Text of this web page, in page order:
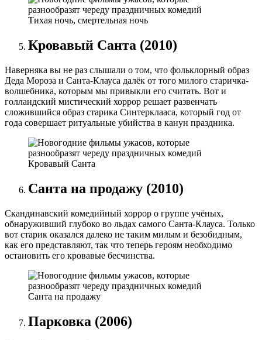
Тихая ночь, смертельная ночь
Кровавый Санта (2010)
Наверняка вы не раз слышали о том, что фольклорный образ
Деда Мороза и Санта-Клауса далёк от того милого старичка-
волшебника, которым мы привыкли его считать. Вот и
голландский мистический хоррор решает развенчать
сложившийся образ старика Синтерклааса, который год от
года совершает ритуальные убийства в канун праздника.
Кровавый Санта
Санта на продажу (2010)
Скандинавский комедийный хоррор о группе учёных,
обнаруживший глубоко во льдах самого Санта-Клауса. Только
вот старик оказался далеко не таким милым и безобидным,
как его представляют, так что теперь героям необходимо
остановить его кровавые бесчинства.
Санта на продажу
Парковка (2006)